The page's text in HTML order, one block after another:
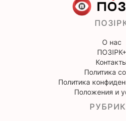
О нас
ПОЗІРК+
Политика
Политика
Положения и